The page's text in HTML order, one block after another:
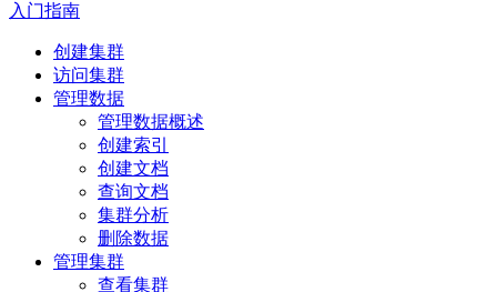
入门指南
创建集群
访问集群
管理数据
管理数据概述
创建索引
创建文档
查询文档
集群分析
删除数据
管理集群
查看集群